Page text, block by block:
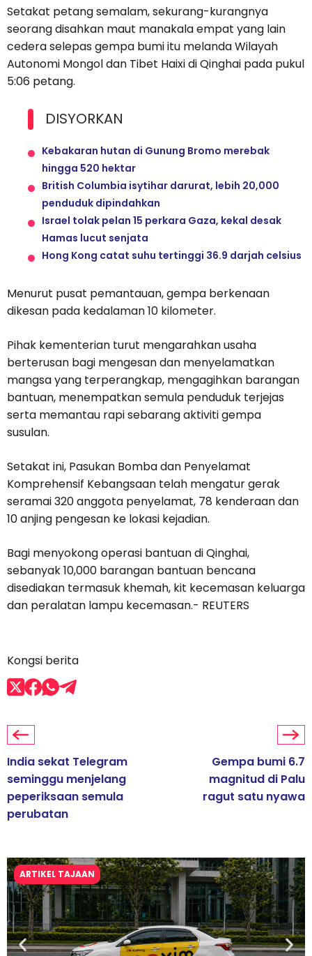
Setakat petang semalam, sekurang-kurangnya
seorang disahkan maut manakala empat yang lain
cedera selepas gempa bumi itu melanda Wilayah
Autonomi Mongol dan Tibet Haixi di Qinghai pada pukul
5:06 petang.
DISYORKAN
Kebakaran hutan di Gunung Bromo merebak
hingga 520 hektar
British Columbia isytihar darurat, lebih 20,000
penduduk dipindahkan
Israel tolak pelan 15 perkara Gaza, kekal desak
Hamas lucut senjata
Hong Kong catat suhu tertinggi 36.9 darjah celsius
Menurut pusat pemantauan, gempa berkenaan
dikesan pada kedalaman 10 kilometer.
Pihak kementerian turut mengarahkan usaha
berterusan bagi mengesan dan menyelamatkan
mangsa yang terperangkap, mengagihkan barangan
bantuan, menempatkan semula penduduk terjejas
serta memantau rapi sebarang aktiviti gempa
susulan.
Setakat ini, Pasukan Bomba dan Penyelamat
Komprehensif Kebangsaan telah mengatur gerak
seramai 320 anggota penyelamat, 78 kenderaan dan
10 anjing pengesan ke lokasi kejadian.
Bagi menyokong operasi bantuan di Qinghai,
sebanyak 10,000 barangan bantuan bencana
disediakan termasuk khemah, kit kecemasan keluarga
dan peralatan lampu kecemasan.- REUTERS
Kongsi berita
India sekat Telegram
seminggu menjelang
peperiksaan semula
perubatan
Gempa bumi 6.7
magnitud di Palu
ragut satu nyawa
ARTIKEL TAJAAN